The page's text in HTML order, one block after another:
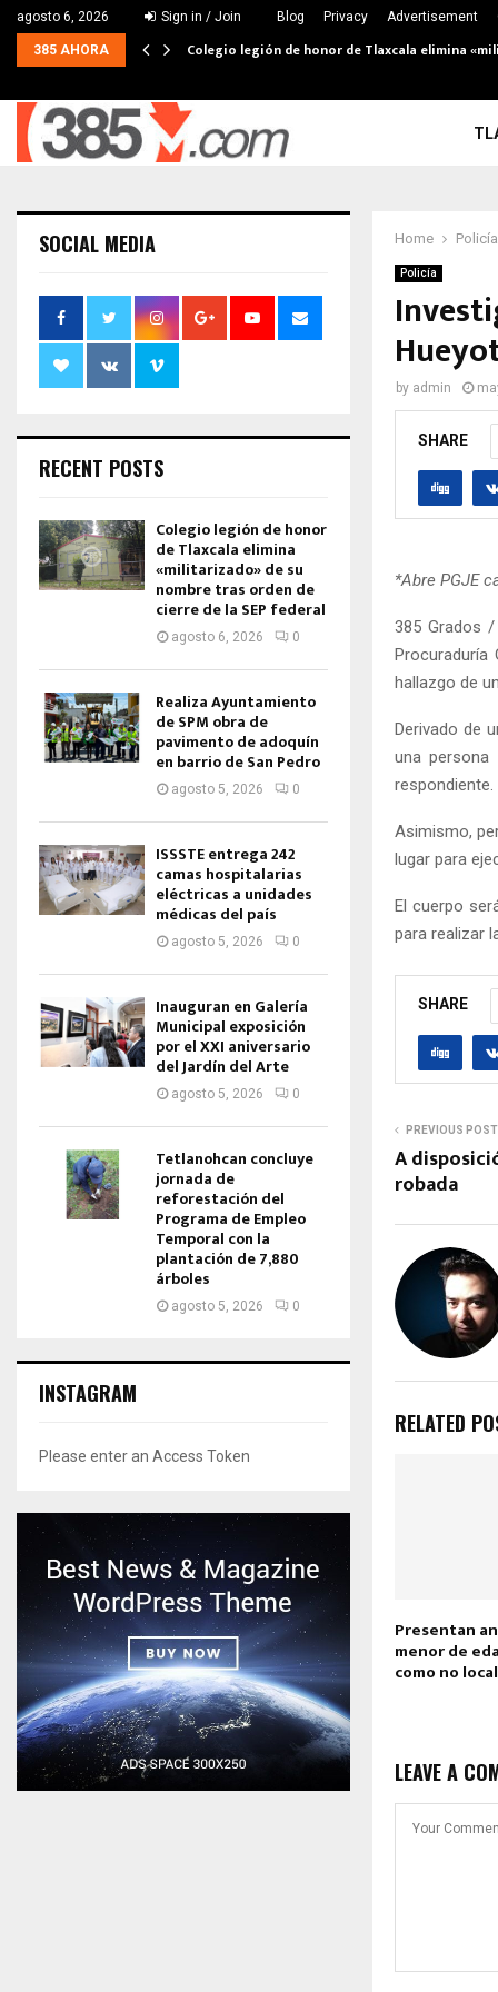
agosto 6, 2026 Sign in / Join Blog Privacy Advertisement
385 AHORA Colegio legión de honor de Tlaxcala elimina
Home Policía
Policía
by admin
SHARE
*Abre PGJE
385 Grados
Procuraduría
hallazgo de
Derivado de
una
respondiente.
Asimismo,
lugar para
El cuerpo
para realizar
SHARE
PREVIOUS POST
A
robada
RELATED
Presentan
menor de
como no
LEAVE A
SOCIAL MEDIA
RECENT POSTS
Colegio legión de honor
de Tlaxcala elimina
«militarizado» de su
nombre tras orden de
cierre de la SEP federal
agosto 6, 2026 0
Realiza Ayuntamiento
de SPM obra de
pavimento de adoquín
en barrio de San Pedro
agosto 5, 2026 0
ISSSTE entrega 242
camas hospitalarias
eléctricas a unidades
médicas del país
agosto 5, 2026 0
Inauguran en Galería
Municipal exposición
por el XXI aniversario
del Jardín del Arte
agosto 5, 2026 0
Tetlanohcan concluye
jornada de
reforestación del
Programa de Empleo
Temporal con la
plantación de 7,880
árboles
agosto 5, 2026 0
INSTAGRAM
Please enter an Access Token